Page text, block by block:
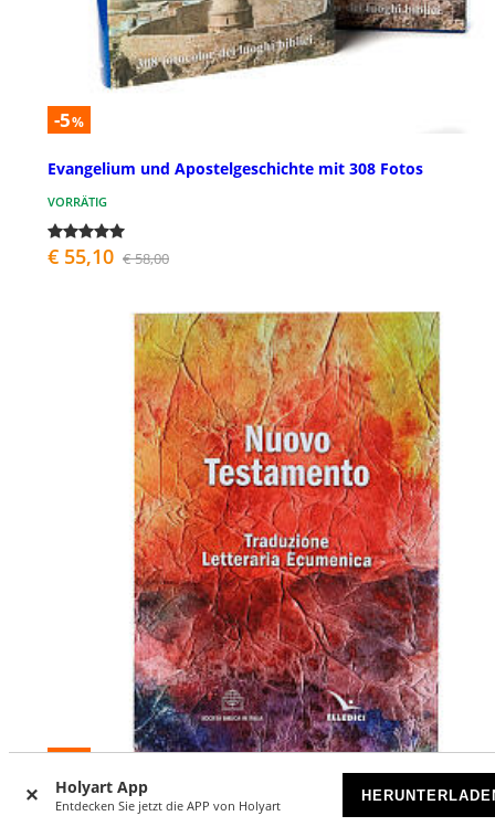
Holyart App
Entdecken Sie jetzt die APP von Holyart
-5%
Evangelium und Apostelgeschichte mit 308 Fotos
VORRÄTIG
€ 55,10 € 58,00
-5
Nuovo Testamento – wörtliche ökumenische Übersetzung,